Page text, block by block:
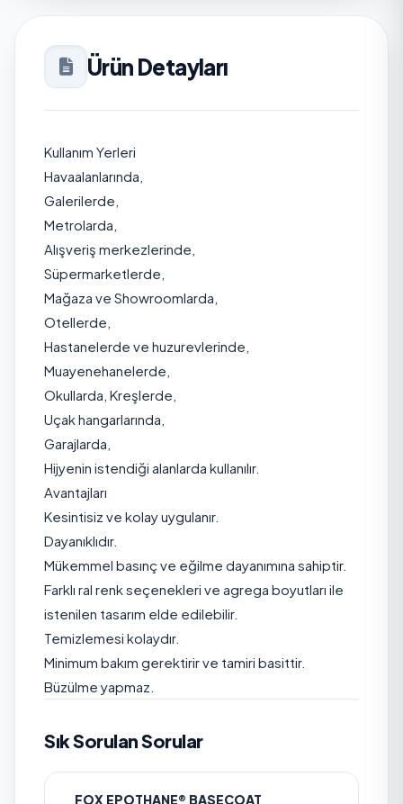
Ürün Detayları
Kullanım Yerleri
Havaalanlarında,
Galerilerde,
Metrolarda,
Alışveriş merkezlerinde,
Süpermarketlerde,
Mağaza ve Showroomlarda,
Otellerde,
Hastanelerde ve huzurevlerinde,
Muayenehanelerde,
Okullarda, Kreşlerde,
Uçak hangarlarında,
Garajlarda,
Hijyenin istendiği alanlarda kullanılır.
Avantajları
Kesintisiz ve kolay uygulanır.
Dayanıklıdır.
Mükemmel basınç ve eğilme dayanımına sahiptir.
Farklı ral renk seçenekleri ve agrega boyutları ile
istenilen tasarım elde edilebilir.
Temizlemesi kolaydır.
Minimum bakım gerektirir ve tamiri basittir.
Büzülme yapmaz.
Sık Sorulan Sorular
FOX EPOTHANE® BASECOAT